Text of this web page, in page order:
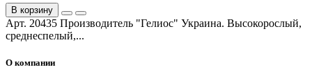
В корзину
Арт. 20435 Производитель "Гелиос" Украина. Высокорослый,
среднеспелый,...
О компании